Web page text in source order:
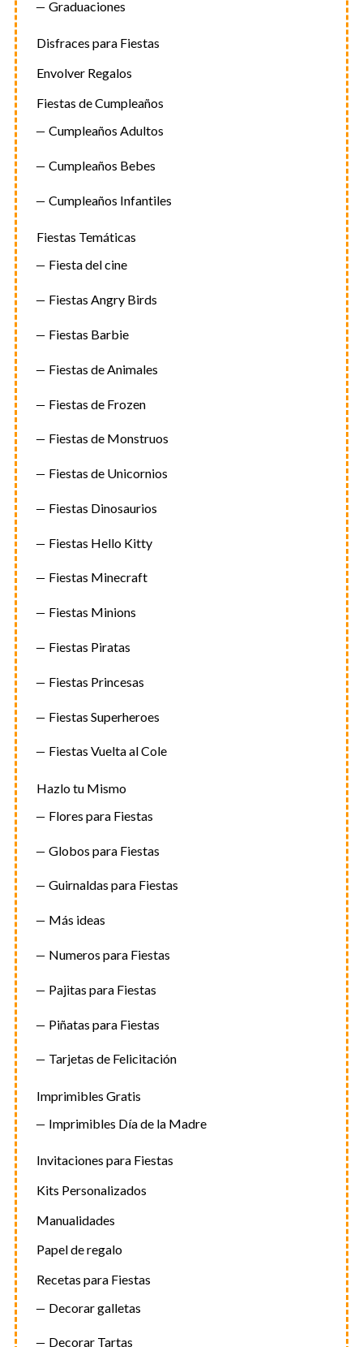
Graduaciones
Disfraces para Fiestas
Envolver Regalos
Fiestas de Cumpleaños
Cumpleaños Adultos
Cumpleaños Bebes
Cumpleaños Infantiles
Fiestas Temáticas
Fiesta del cine
Fiestas Angry Birds
Fiestas Barbie
Fiestas de Animales
Fiestas de Frozen
Fiestas de Monstruos
Fiestas de Unicornios
Fiestas Dinosaurios
Fiestas Hello Kitty
Fiestas Minecraft
Fiestas Minions
Fiestas Piratas
Fiestas Princesas
Fiestas Superheroes
Fiestas Vuelta al Cole
Hazlo tu Mismo
Flores para Fiestas
Globos para Fiestas
Guirnaldas para Fiestas
Más ideas
Numeros para Fiestas
Pajitas para Fiestas
Piñatas para Fiestas
Tarjetas de Felicitación
Imprimibles Gratis
Imprimibles Día de la Madre
Invitaciones para Fiestas
Kits Personalizados
Manualidades
Papel de regalo
Recetas para Fiestas
Decorar galletas
Decorar Tartas